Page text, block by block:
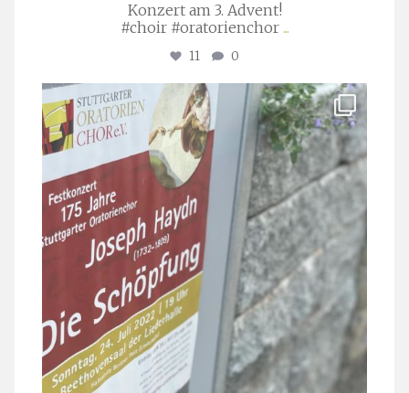
Konzert am 3. Advent!
#choir #oratorienchor ...
11 0
stuttgarter_oratorienchor
Juli 23